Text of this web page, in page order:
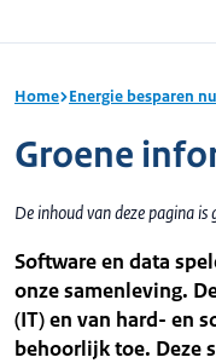
Home Energie besparen
Groene
De inhoud van deze pagina
Software en data
onze samenleving.
(IT) en van hard- en
behoorlijk toe. Deze